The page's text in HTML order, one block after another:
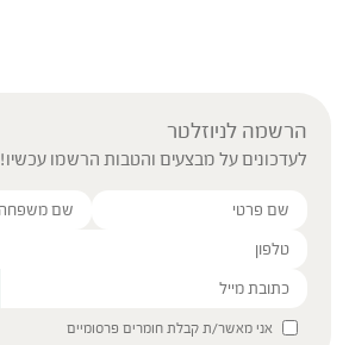
הרשמה לניוזלטר
לעדכונים על מבצעים והטבות הרשמו עכשיו!
Please leave this field empty.
אני מאשר/ת קבלת חומרים פרסומיים